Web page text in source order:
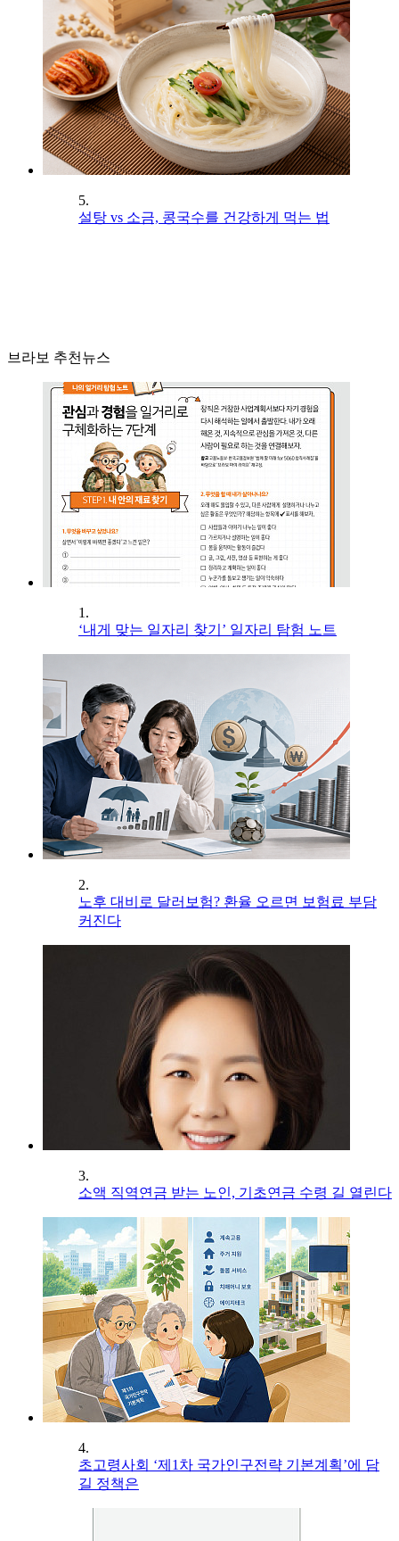
5.
설탕 vs 소금, 콩국수를 건강하게 먹는 법
브라보 추천뉴스
1.
‘내게 맞는 일자리 찾기’ 일자리 탐험 노트
2.
노후 대비로 달러보험? 환율 오르면 보험료 부담
커진다
3.
소액 직역연금 받는 노인, 기초연금 수령 길 열린다
4.
초고령사회 ‘제1차 국가인구전략 기본계획’에 담
길 정책은